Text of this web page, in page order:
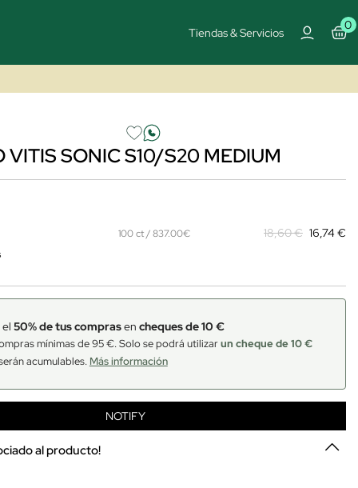
Tiendas & Servicios
0
VITIS SONIC S10/S20 MEDIUM
100 ct / 837.00€ 18,60 € 16,74 €
50% de tus comprasen cheques de 10 €
mínimas de 95 €. Solo se podrá utilizarun cheque de 10 €
acumulables. Más información
NOTIFY
al producto!